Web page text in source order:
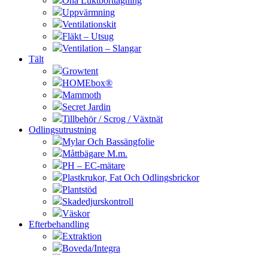
Uppvärmning
Ventilationskit
Fläkt – Utsug
Ventilation – Slangar
Tält
Growtent
HOMEbox®
Mammoth
Secret Jardin
Tillbehör / Scrog / Växtnät
Odlingsutrustning
Mylar Och Bassängfolie
Måttbägare M.m.
PH – EC-mätare
Plastkrukor, Fat Och Odlingsbrickor
Plantstöd
Skadedjurskontroll
Väskor
Efterbehandling
Extraktion
Boveda/Integra